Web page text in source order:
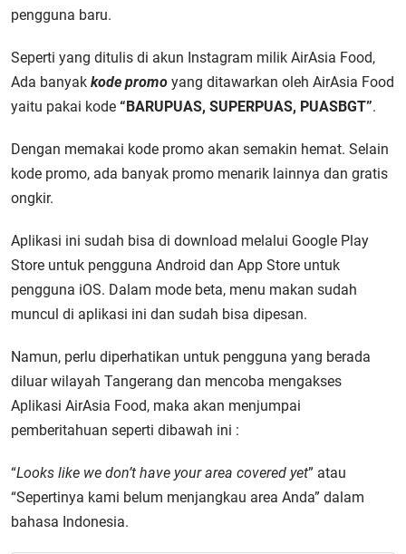
pengguna baru.
Seperti yang ditulis di akun Instagram milik AirAsia Food,
Ada banyak kode promo yang ditawarkan oleh AirAsia Food
yaitu pakai kode “BARUPUAS, SUPERPUAS, PUASBGT”.
Dengan memakai kode promo akan semakin hemat. Selain
kode promo, ada banyak promo menarik lainnya dan gratis
ongkir.
Aplikasi ini sudah bisa di download melalui Google Play
Store untuk pengguna Android dan App Store untuk
pengguna iOS. Dalam mode beta, menu makan sudah
muncul di aplikasi ini dan sudah bisa dipesan.
Namun, perlu diperhatikan untuk pengguna yang berada
diluar wilayah Tangerang dan mencoba mengakses
Aplikasi AirAsia Food, maka akan menjumpai
pemberitahuan seperti dibawah ini :
“Looks like we don’t have your area covered yet” atau
“Sepertinya kami belum menjangkau area Anda” dalam
bahasa Indonesia.